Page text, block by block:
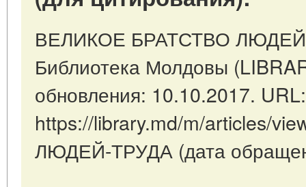
ВЕЛИКОЕ БРАТСТВО ЛЮДЕЙ
Библиотека Молдовы
обновления: 10.10.2017. URL:
https://library.md/m/articles/
ЛЮДЕЙ-ТРУДА (дата